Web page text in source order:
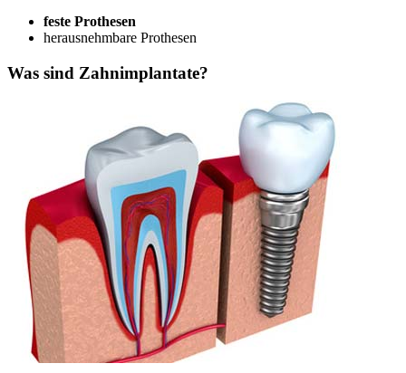
feste Prothesen
herausnehmbare Prothesen
Was sind Zahnimplantate?